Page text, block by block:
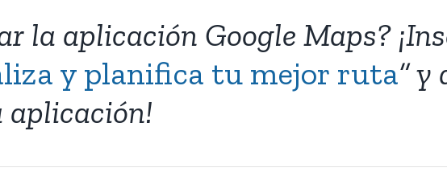
la aplicación Google Maps?
y planifica tu mejor ruta” y
aplicación!